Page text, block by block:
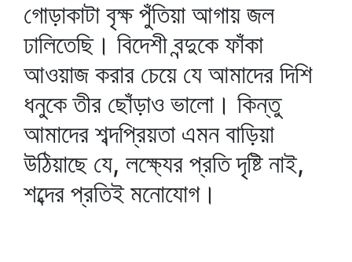
গোড়াকাটা বৃক্ষ পুঁতিয়া আগায় জল
ঢালিতেছি। বিদেশী বন্দুকে ফাঁকা
আওয়াজ করার চেয়ে যে আমাদের দিশি
ধনুকে তীর ছোঁড়াও ভালো। কিন্তু
আমাদের শব্দপ্রিয়তা এমন বাড়িয়া
উঠিয়াছে যে, লক্ষ্যের প্রতি দৃষ্টি নাই,
শব্দের প্রতিই মনোযোগ।